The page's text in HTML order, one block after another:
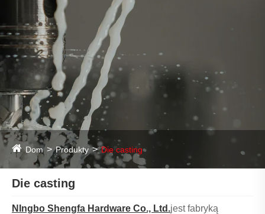
Dom Produkty Die casting
Die casting
N Ingbo Shengfa Hardware Co., Ltd.jest fabryką